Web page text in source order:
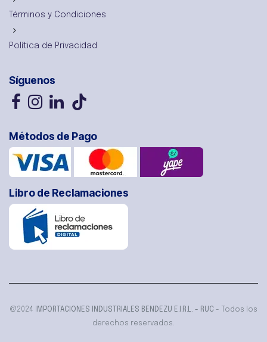
Términos y Condiciones
Política de Privacidad
Síguenos
Métodos de Pago
Libro de Reclamaciones
@2024 I MPORTACIONES INDUSTRIALES BENDEZU E.I.R.L. - RUC - Todos los
derechos reservados.